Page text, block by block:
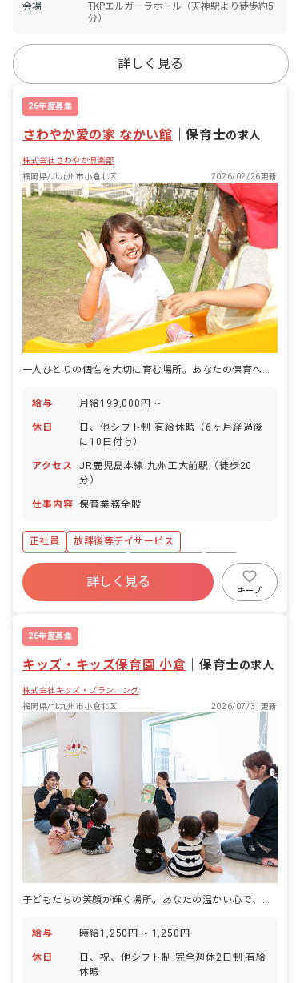
会場
TKPエルガーラホール（天神駅より徒歩約5
分）
詳しく見る
26年度募集
さわやか愛の家 なかい館 ｜保育士の求人
株式会社さわやか倶楽部
福岡県/北九州市小倉北区
2026/02/26更新
一人ひとりの個性を大切に育む場所。あなたの保育への情熱をここで咲かせましょう。
給与 月給199,000円 ~
休日
日、他シフト制 有給休暇（6ヶ月経過後
に10日付与）
アクセス
JR鹿児島本線 九州工大前駅（徒歩20
分）
仕事内容 保育業務全般
正社員
放課後等デイサービス
ボーナス・賞与あり
社会保険完備
有給
福利厚生充実
残業少なめ
昇給昇進あり
詳しく見る
キープ
26年度募集
キッズ・キッズ保育園 小倉 保育士の求人
株式会社キッズ・プランニング
福岡県/北九州市小倉北区
2026/07/31更新
給与 時給1,250円 ~ 1,250円
休日
日、祝、他シフト制 完全週休2日制 有給
休暇